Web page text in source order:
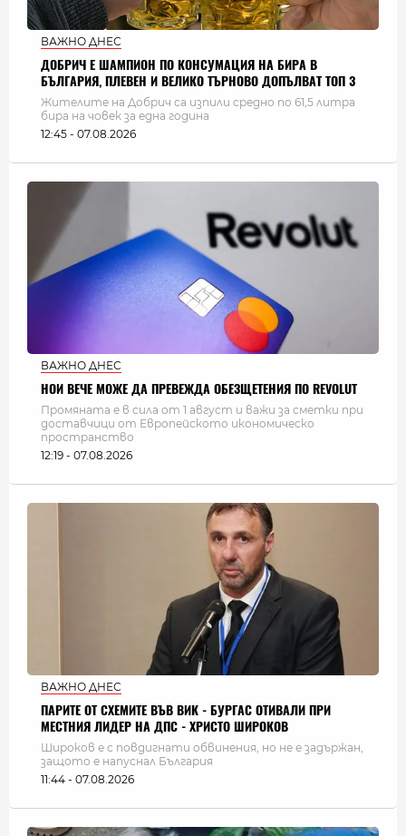
ВАЖНО ДНЕС
ДОБРИЧ Е ШАМПИОН ПО КОНСУМАЦИЯ НА БИРА В
БЪЛГАРИЯ, ПЛЕВЕН И ВЕЛИКО ТЪРНОВО ДОПЪЛВАТ ТОП 3
Жителите на Добрич са изпили средно по 61,5 литра
бира на човек за една година
12:45 - 07.08.2026
ВАЖНО ДНЕС
НОИ ВЕЧЕ МОЖЕ ДА ПРЕВЕЖДА ОБЕЗЩЕТЕНИЯ ПО REVOLUT
Промяната е в сила от 1 август и важи за сметки при
доставчици от Европейското икономическо
пространство
12:19 - 07.08.2026
ВАЖНО ДНЕС
ПАРИТЕ ОТ СХЕМИТЕ ВЪВ ВИК - БУРГАС ОТИВАЛИ ПРИ
МЕСТНИЯ ЛИДЕР НА ДПС - ХРИСТО ШИРОКОВ
Широков е с повдигнати обвинения, но не е задържан,
защото е напуснал България
11:44 - 07.08.2026